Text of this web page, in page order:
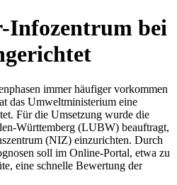
Infozentrum bei
immer häufiger vorkommen
das Umweltministerium eine
Für die Umsetzung wurde die
Württemberg (LUBW) beauftragt,
(NIZ) einzurichten. Durch
soll im Online-Portal, etwa zu
eine schnelle Bewertung der